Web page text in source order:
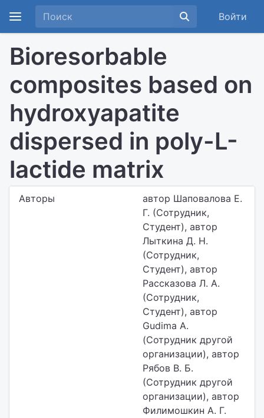
Войти
Bioresorbable
composites based on
hydroxyapatite
dispersed in poly-L-
lactide matrix
Авторы
автор Шаповалова Е.
Г. (Сотрудник,
Студент), автор
Лыткина Д. Н.
(Сотрудник,
Студент), автор
Рассказова Л. А.
(Сотрудник,
Студент), автор
Gudima A.
(Сотрудник другой
организации), автор
Рябов В. Б.
(Сотрудник другой
организации), автор
Филимошкин А. Г.